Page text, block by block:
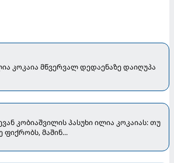
კოკაია მწვერვალ დედაენაზე დაიღუპა
კობიაშვილის პასუხი ილია კოკაიას: თუ
ფიქრობს, მაშინ...